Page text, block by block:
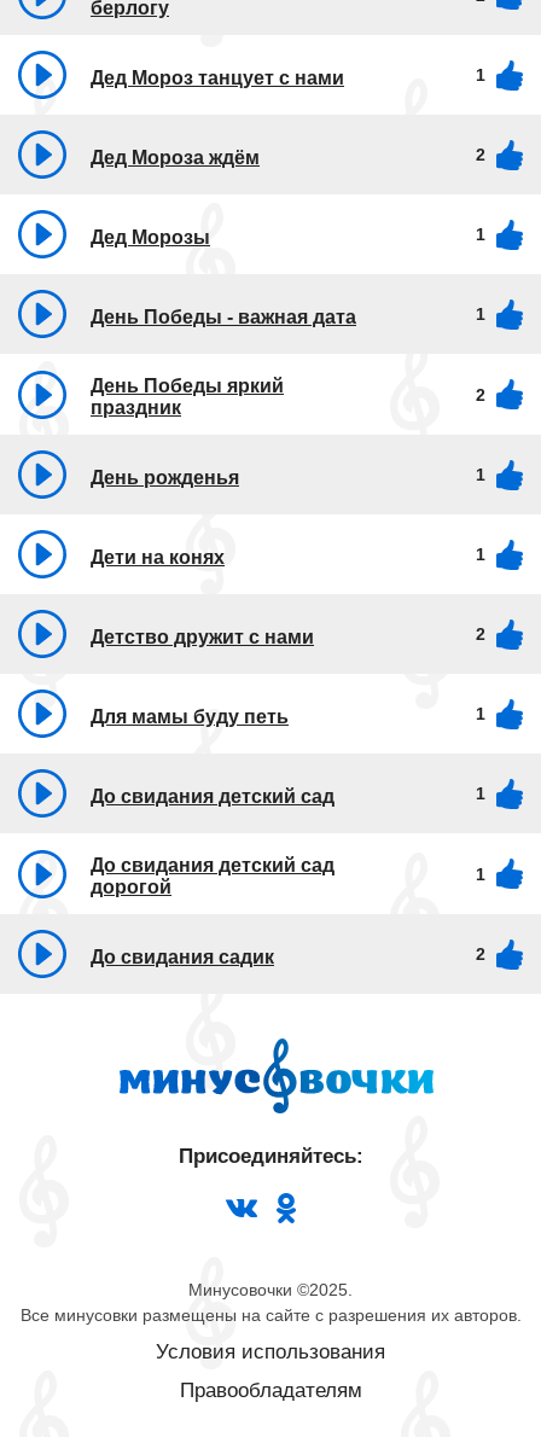
берлогу
Дед Мороз танцует с нами 1
Дед Мороза ждём 2
Дед Морозы 1
День Победы - важная дата 1
День Победы яркий
праздник
2
День рожденья 1
Дети на конях 1
Детство дружит с нами 2
Для мамы буду петь 1
До свидания детский сад 1
До свидания детский сад
дорогой
1
До свидания садик 2
Минусовочки ©2025.
Все минусовки размещены на сайте с разрешения их авторов.
Условия использования
Правообладателям
Присоединяйтесь: